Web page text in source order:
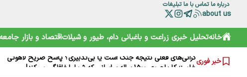
درباره ما تماس با ما تبلیغات
about us
خانهتحلیل خبری زراعت و باغبانی دام، طیور و شیلاتاقتصاد و بازار
خبر فوری
آقای وزیر! اگر به کشاورزان کمک نمی‌کنید، حداقل علیه آنان تصمیم
چرا مصرف نان سبوس‌دار مفیدتر است؟
خامیز؛ کارپاچیوی ۱۵۰۰ ساله ساسانی که شما را غافلگیر می‌کند!